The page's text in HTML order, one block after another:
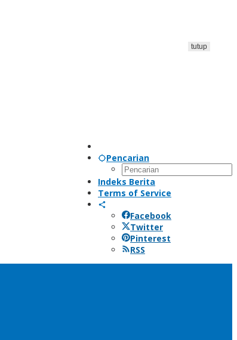
Pencarian
Indeks Berita
Terms of Service
Facebook
Twitter
Pinterest
RSS
tutup